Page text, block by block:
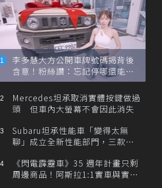
李多慧大方公開車牌號碼揭背後
含意！粉絲讚：忘記停哪還能幫
忙找車
Mercedes坦承取消實體按鍵做過
頭 但車內大螢幕不會因此消失
Subaru坦承性能車「變得太無
聊」成立全新性能部門，三款手
《閃電霹靂車》35 週年計畫只剩
周邊商品！阿斯拉1:1實車與實體